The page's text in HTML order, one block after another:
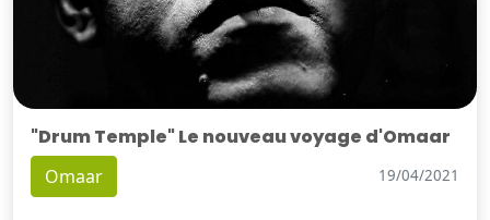
"Drum Temple" Le nouveau voyage d'Omaar
Omaar 19/04/2021